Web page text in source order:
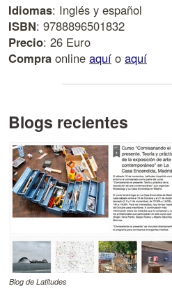
Idiomas: Inglés y español
ISBN: 9788896501832
Precio: 26 Euro
Compra online aquí o aquí
Blogs recientes
Blog de Latitudes